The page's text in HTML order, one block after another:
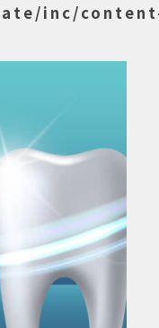
inc/